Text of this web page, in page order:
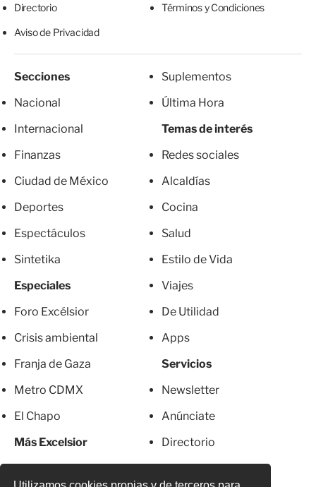
Directorio Términos y Condiciones
Aviso de Privacidad
Secciones
Nacional
Internacional
Finanzas
Ciudad de México
Deportes
Espectáculos
Sintetika
Especiales
Foro Excélsior
Crisis ambiental
Franja de Gaza
Metro CDMX
El Chapo
Más Excelsior
Suplementos
Última Hora
Temas de interés
Redes sociales
Alcaldías
Cocina
Salud
Estilo de Vida
Viajes
De Utilidad
Apps
Servicios
Newsletter
Anúnciate
Directorio